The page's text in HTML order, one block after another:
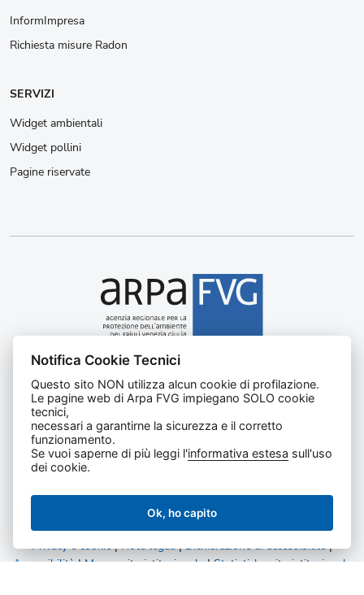
InformImpresa
Richiesta misure Radon
SERVIZI
Widget ambientali
Widget pollini
Pagine riservate
Agenzia regionale per la protezione dell’ambiente del
Friuli Venezia Giulia
C.F. e P. IVA 02096520305
Tel 0432 1918111
Privacy e cookie|Note legali|Dichiarazione di accessibilità|
Accessibilità|Mappa sito istituzionale|Statistiche sito istituzionale
Notifica Cookie Tecnici
Questo sito NON utilizza alcun cookie di profilazione.
Le pagine web di Arpa FVG impiegano SOLO cookie
tecnici,
necessari a garantirne la sicurezza e il corretto
funzionamento.
Se vuoi saperne di più leggi l'informativa estesa sull'uso
dei cookie.
Ok, ho capito